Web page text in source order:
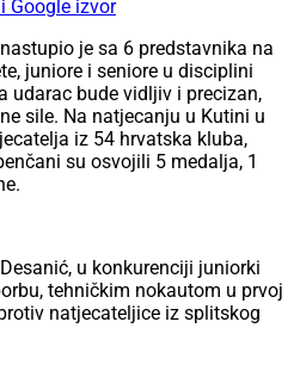
Google izvor
je sa 6 predstavnika na
juniore i seniore u disciplini
udarac bude vidljiv i precizan,
sile. Na natjecanju u Kutini u
iz 54 hrvatska kluba,
su osvojili 5 medalja, 1
u konkurenciji juniorki
tehničkim nokautom u prvoj
natjecateljice iz splitskog